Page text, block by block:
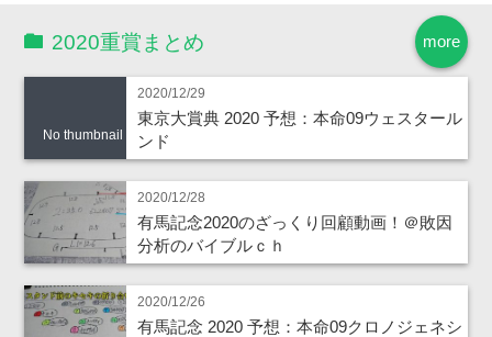
more
2020重賞まとめ
No thumbnail
2020/12/29
東京大賞典 2020 予想：本命09ウェスタール
ンド
2020/12/28
有馬記念2020のざっくり回顧動画！＠敗因
分析のバイブルｃｈ
2020/12/26
有馬記念 2020 予想：本命09クロノジェネシ